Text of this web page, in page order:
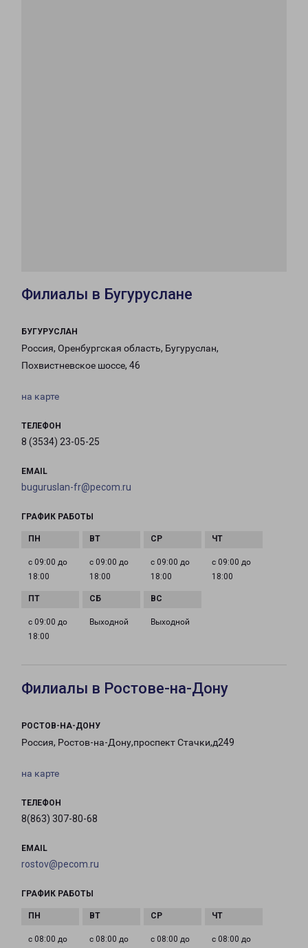
Филиалы в Бугуруслане
БУГУРУСЛАН
Россия, Оренбургская область, Бугуруслан,
Похвистневское шоссе, 46
на карте
ТЕЛЕФОН
8 (3534) 23-05-25
EMAIL
buguruslan-fr@pecom.ru
ГРАФИК РАБОТЫ
с 09:00 до
18:00
с 09:00 до
18:00
с 09:00 до
18:00
с 09:00 до
18:00
с 09:00 до
18:00
Выходной Выходной
Филиалы в Ростове-на-Дону
РОСТОВ-НА-ДОНУ
Россия, Ростов-на-Дону,проспект Стачки,д249
на карте
ТЕЛЕФОН
8(863) 307-80-68
EMAIL
rostov@pecom.ru
ГРАФИК РАБОТЫ
с 08:00 до с 08:00 до с 08:00 до с 08:00 до